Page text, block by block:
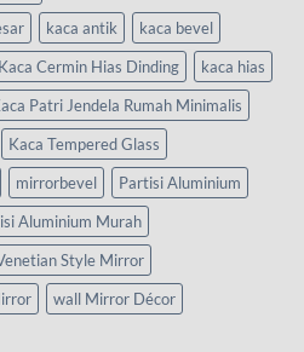
kaca antik
kaca bevel
Kaca Cermin Hias Dinding
kaca hias
Patri Jendela Rumah Minimalis
Kaca Tempered Glass
mirrorbevel
Partisi Aluminium
Aluminium Murah
Style Mirror
wall Mirror Décor